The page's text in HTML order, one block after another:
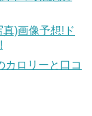
)画像予想!ド
カロリーと口コ